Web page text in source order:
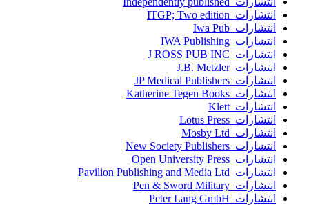
انتشارات ITGP; Two edition
انتشارات Iwa Pub
انتشارات IWA Publishing
انتشارات J ROSS PUB INC
انتشارات J.B. Metzler
انتشارات JP Medical Publishers
انتشارات Katherine Tegen Books
انتشارات Klett
انتشارات Lotus Press
انتشارات Mosby Ltd
انتشارات New Society Publishers
انتشارات Open University Press
انتشارات Pavilion Publishing and Media Ltd
انتشارات Pen & Sword Military
انتشارات Peter Lang GmbH